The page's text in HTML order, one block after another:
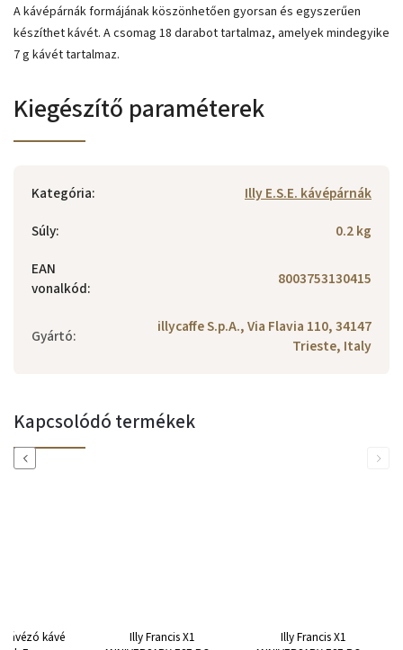
A kávépárnák formájának köszönhetően gyorsan és egyszerűen
készíthet kávét. A csomag 18 darabot tartalmaz, amelyek mindegyike
7 g kávét tartalmaz.
Kiegészítő paraméterek
Kategória:
Illy E.S.E. kávépárnák
Súly:
0.2 kg
EAN
vonalkód: 8003753130415
Gyártó:
illycaffe S.p.A., Via Flavia 110, 34147
Trieste, Italy
Kapcsolódó termékek
Previous
kávézó kávé
Illy Francis X1
Illy Francis X1
Next